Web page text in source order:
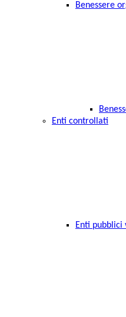
Benessere
Enti controllati
Enti pubblici